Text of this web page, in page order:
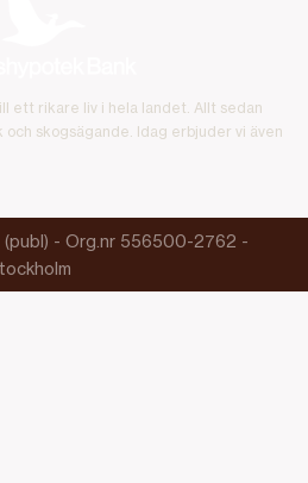
ett rikare liv i hela landet. Allt sedan
och skogsägande. Idag erbjuder vi även
- Org.nr 556500-2762 -